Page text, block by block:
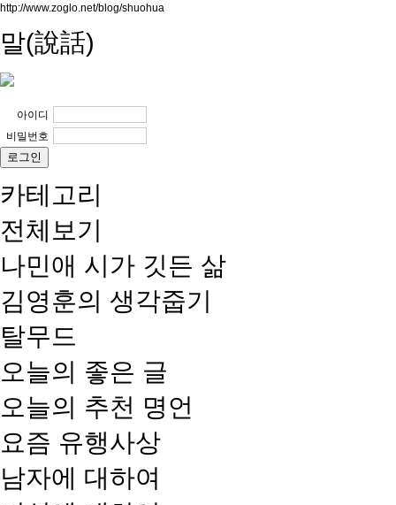
http://www.zoglo.net/blog/shuohua
말(說話)
아이디
비밀번호
카테고리
전체보기
나민애 시가 깃든 삶
김영훈의 생각줍기
탈무드
오늘의 좋은 글
오늘의 추천 명언
요즘 유행사상
남자에 대하여